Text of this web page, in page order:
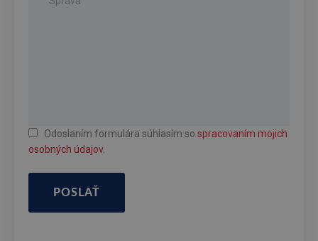
Odoslaním formulára súhlasím so spracovaním mojich
osobných údajov.
POSLAŤ